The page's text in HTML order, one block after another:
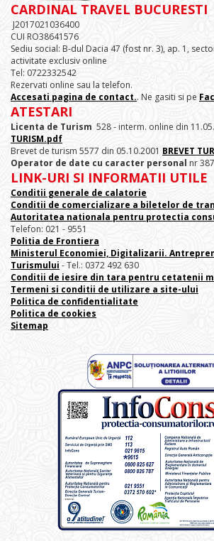
CARDINAL TRAVEL BUCURESTI
J2017021036400
CUI RO38641576
Sediu social: B-dul Dacia 47 (fost nr. 3), ap. 1,
activitate exclusiv online
Tel: 0722332542
Rezervati online sau la telefon.
Accesati pagina de contact.. Ne gasiti si pe
ATESTARI
Licenta de Turism 528 - interm. online din
TURISM.pdf
Brevet de turism 5577 din 05.10.2001 BREVET
Operator de date cu caracter personal nr
LINK-URI SI INFORMATII UTILE
Conditii generale de calatorie
Conditii de comercializare a biletelor de
Autoritatea nationala pentru protectia
Telefon: 021 - 9551
Politia de Frontiera
Ministerul Economiei, Digitalizarii.
Turismului - Tel.: 0372 492 630
Conditii de iesire din tara pentru cetatenii
Termeni si conditii de utilizare a site-ului
Politica de confidentialitate
Politica de cookies
Sitemap